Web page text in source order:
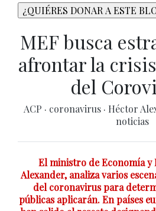
MEF busca
afrontar la
del
ACP · coronavirus · Héctor
noticias
El ministro de Economía y
Alexander, analiza varios
del coronavirus para
públicas aplicarán. En países